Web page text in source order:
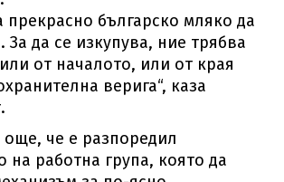
прекрасно българско мляко да
За да се изкупува, ние трябва
от началото, или от края
верига“, каза
че е разпоредил
на работна група, която да